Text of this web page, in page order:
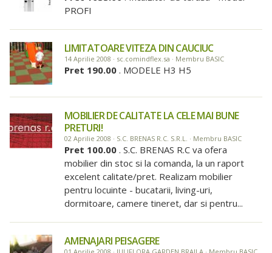
PROFI
LIMITATOARE VITEZA DIN CAUCIUC
14 Aprilie 2008 · sc.comindflex.sa · Membru BASIC
Pret 190.00 . MODELE H3 H5
MOBILIER DE CALITATE LA CELE MAI BUNE
PRETURI!
02 Aprilie 2008 · S.C. BRENAS R.C. S.R.L. · Membru BASIC
Pret 100.00 . S.C. BRENAS R.C va ofera
mobilier din stoc si la comanda, la un raport
excelent calitate/pret. Realizam mobilier
pentru locuinte - bucatarii, living-uri,
dormitoare, camere tineret, dar si pentru...
AMENAJARI PEISAGERE